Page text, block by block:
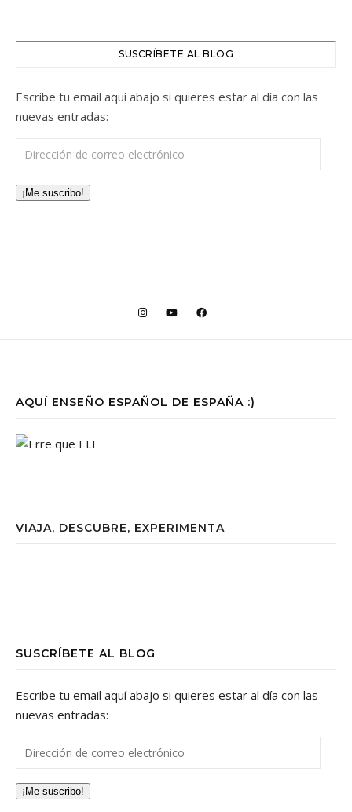
SUSCRÍBETE AL BLOG
Escribe tu email aquí abajo si quieres estar al día con las
nuevas entradas:
Dirección de correo electrónico
¡Me suscribo!
AQUÍ ENSEÑO ESPAÑOL DE ESPAÑA :)
VIAJA, DESCUBRE, EXPERIMENTA
SUSCRÍBETE AL BLOG
Escribe tu email aquí abajo si quieres estar al día con las
nuevas entradas:
Dirección de correo electrónico
¡Me suscribo!